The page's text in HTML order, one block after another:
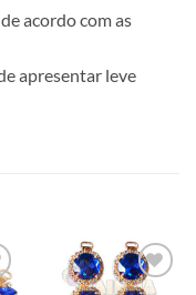
acordo com as
apresentar leve